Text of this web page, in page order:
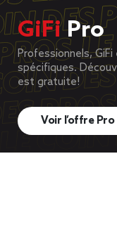
GiFiPro
Professionnels,
spécifiques.
est gratuite!
Voir l’offre Pro